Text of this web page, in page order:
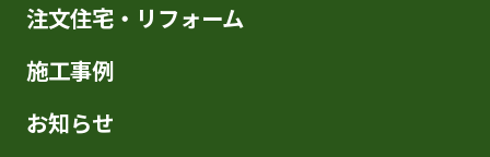
注文住宅・リフォーム
施工事例
お知らせ